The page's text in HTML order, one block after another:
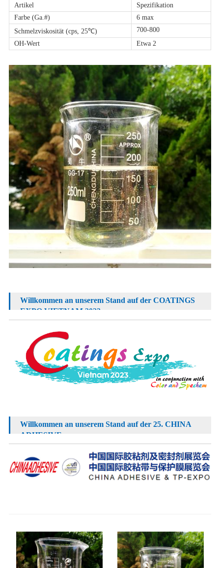
Artikel
Spezifikation
Farbe (Ga.#)
6 max
Schmelzviskosität (cps, 25℃)
700-800
OH-Wert
Etwa 2
Willkommen an unserem Stand auf der COATINGS
EXPO VIETNAM 2023
Willkommen an unserem Stand auf der 25. CHINA
ADHESIVE